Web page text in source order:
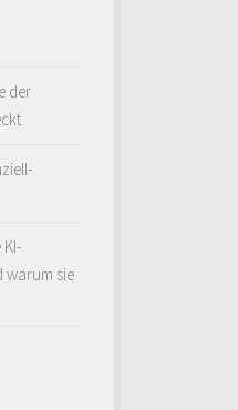
der
warum sie